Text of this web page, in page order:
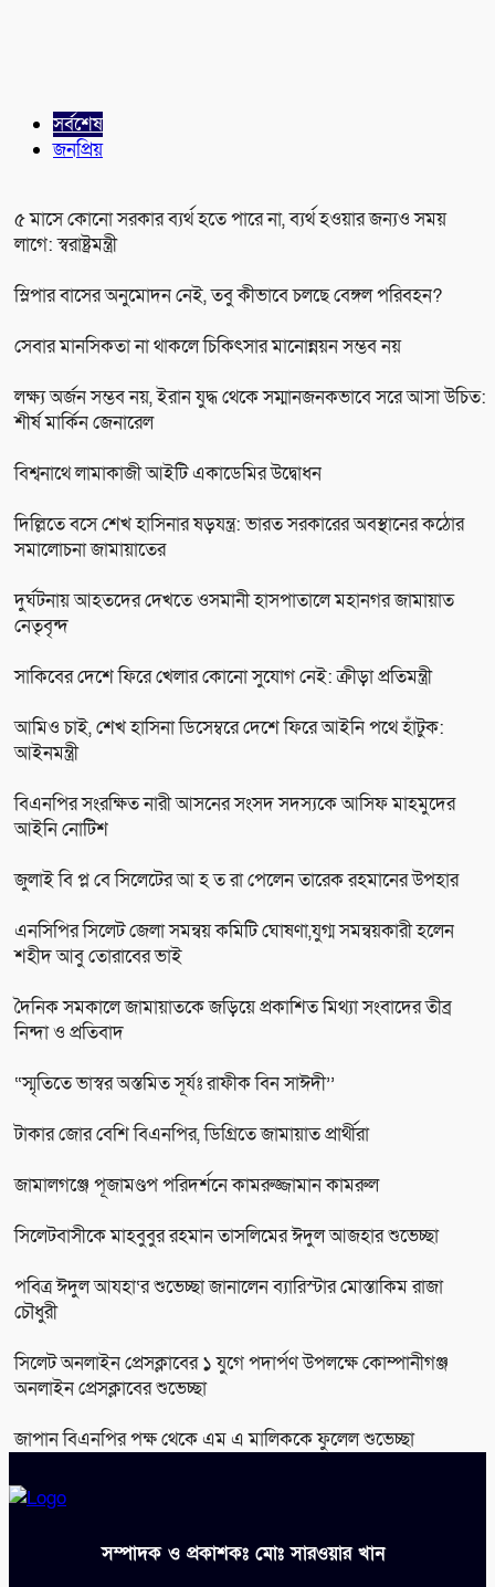
সর্বশেষ
জনপ্রিয়
৫ মাসে কোনো সরকার ব্যর্থ হতে পারে না, ব্যর্থ হওয়ার জন্যও সময়
লাগে: স্বরাষ্ট্রমন্ত্রী
স্লিপার বাসের অনুমোদন নেই, তবু কীভাবে চলছে বেঙ্গল পরিবহন?
সেবার মানসিকতা না থাকলে চিকিৎসার মানোন্নয়ন সম্ভব নয়
লক্ষ্য অর্জন সম্ভব নয়, ইরান যুদ্ধ থেকে সম্মানজনকভাবে সরে আসা উচিত:
শীর্ষ মার্কিন জেনারেল
বিশ্বনাথে লামাকাজী আইটি একাডেমির উদ্বোধন
দিল্লিতে বসে শেখ হাসিনার ষড়যন্ত্র: ভারত সরকারের অবস্থানের কঠোর
সমালোচনা জামায়াতের
দুর্ঘটনায় আহতদের দেখতে ওসমানী হাসপাতালে মহানগর জামায়াত
নেতৃবৃন্দ
সাকিবের দেশে ফিরে খেলার কোনো সুযোগ নেই: ক্রীড়া প্রতিমন্ত্রী
আমিও চাই, শেখ হাসিনা ডিসেম্বরে দেশে ফিরে আইনি পথে হাঁটুক:
আইনমন্ত্রী
বিএনপির সংরক্ষিত নারী আসনের সংসদ সদস্যকে আসিফ মাহমুদের
আইনি নোটিশ
জুলাই বি প্ল বে সিলেটের আ হ ত রা পেলেন তারেক রহমানের উপহার
এনসিপির সিলেট জেলা সমন্বয় কমিটি ঘোষণা,যুগ্ম সমন্বয়কারী হলেন
শহীদ আবু তোরাবের ভাই
দৈনিক সমকালে জামায়াতকে জড়িয়ে প্রকাশিত মিথ্যা সংবাদের তীব্র
নিন্দা ও প্রতিবাদ
“স্মৃতিতে ভাস্বর অস্তমিত সূর্যঃ রাফীক বিন সাঈদী’’
টাকার জোর বেশি বিএনপির, ডিগ্রিতে জামায়াত প্রার্থীরা
জামালগঞ্জে পূজামণ্ডপ পরিদর্শনে কামরুজ্জামান কামরুল
সিলেটবাসীকে মাহবুবুর রহমান তাসলিমের ঈদুল আজহার শুভেচ্ছা
পবিত্র ঈদুল আযহা‘র শুভেচ্ছা জানালেন ব্যারিস্টার মোস্তাকিম রাজা
চৌধুরী
সিলেট অনলাইন প্রেসক্লাবের ১ যুগে পদার্পণ উপলক্ষে কোম্পানীগঞ্জ
অনলাইন প্রেসক্লাবের শুভেচ্ছা
জাপান বিএনপির পক্ষ থেকে এম এ মালিককে ফুলেল শুভেচ্ছা
সম্পাদক ও প্রকাশকঃ মোঃ সারওয়ার খান